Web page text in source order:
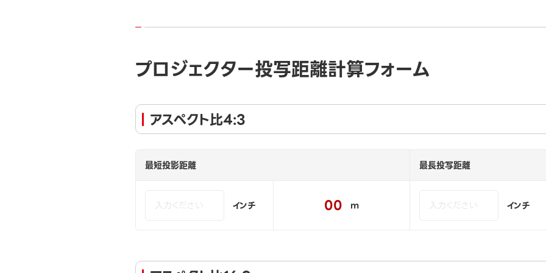
プロジェクター投写距離計算フォーム
アスペクト比4:3
最短投影距離
インチ 00 m
最長投写距離
インチ